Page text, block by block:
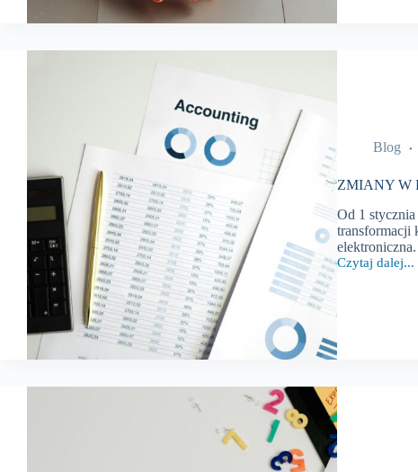
2025
Blog
ZMIANY W
Od 1
transformacji
Czytaj dalej...
ZMIANY
styczeń
2025